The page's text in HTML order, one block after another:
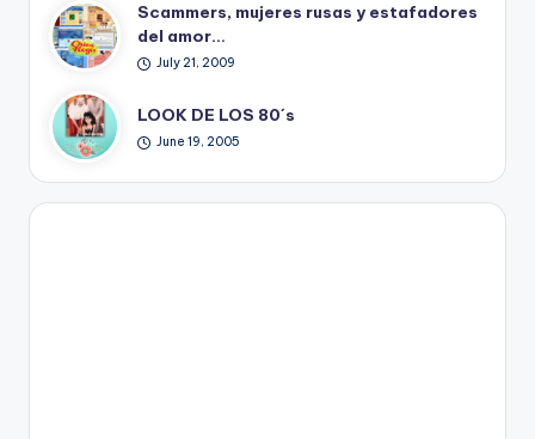
Scammers, mujeres rusas y estafadores
del amor…
July 21, 2009
LOOK DE LOS 80´s
June 19, 2005